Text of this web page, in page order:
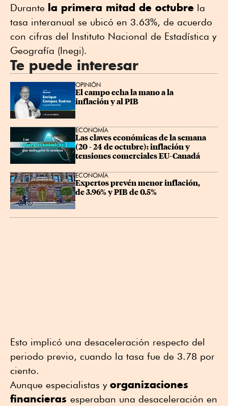
Durante la primera mitad de octubre la
tasa interanual se ubicó en 3.63%, de acuerdo
con cifras del Instituto Nacional de Estadística y
Geografía (Inegi).
Te puede interesar
OPINIÓN
El campo echa la mano a la
inflación y al PIB
ECONOMÍA
Las claves económicas de la semana
(20 - 24 de octubre): inflación y
tensiones comerciales EU-Canadá
ECONOMÍA
Expertos prevén menor inflación,
de 3.96% y PIB de 0.5%
Esto implicó una desaceleración respecto del
periodo previo, cuando la tasa fue de 3.78 por
ciento.
Aunque especialistas y organizaciones
financieras esperaban una desaceleración en